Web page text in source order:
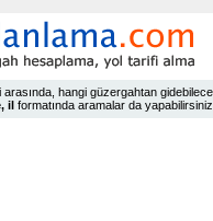
hangi güzergahtan
il formatında aramalar da